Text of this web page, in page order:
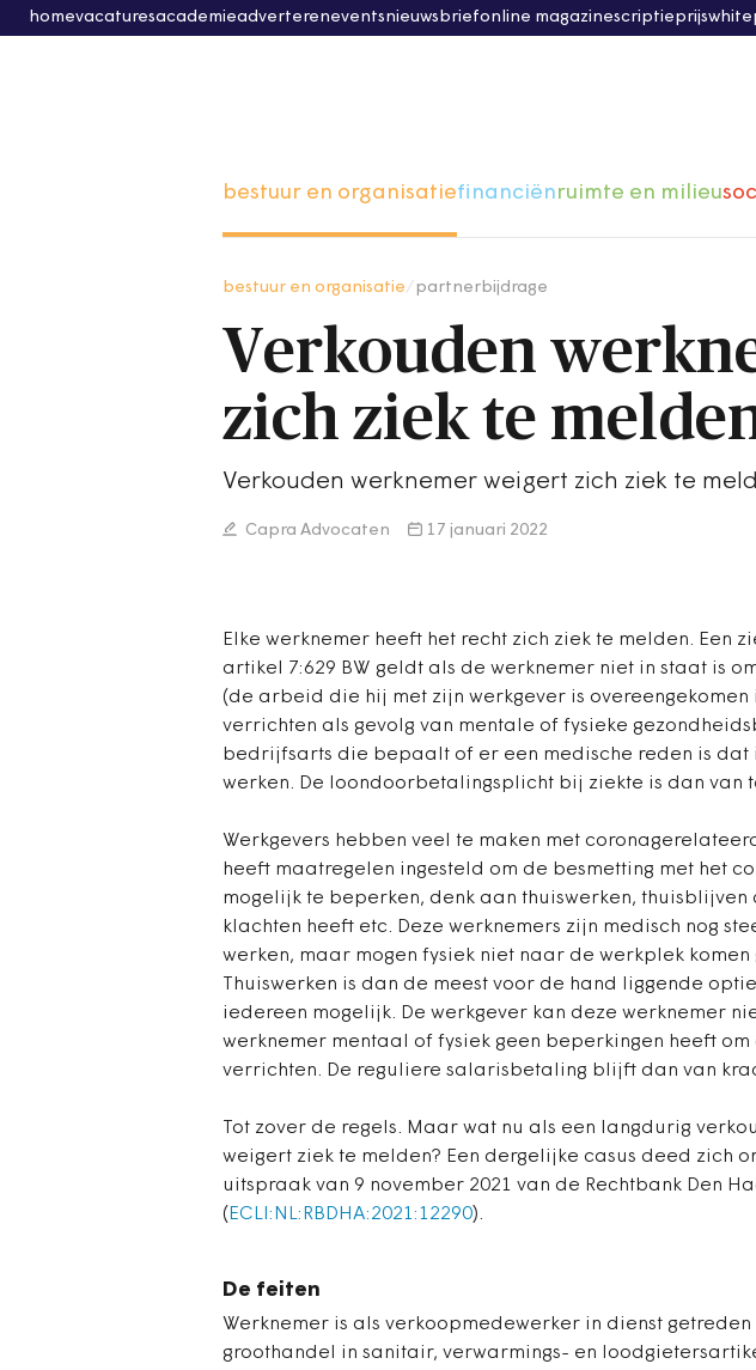
homevacaturesacademieadvertereneventsnieuwsbriefonline magazinescriptieprijs
bestuur en organisatiefinanciënruimte en milieu
bestuur en organisatie partnerbijdrage
Verkouden
zich ziek te
Verkouden werknemer weigert zich ziek te
Capra Advocaten 17 januari 2022
Elke werknemer heeft het recht zich ziek te melden. Een
artikel 7:629 BW geldt als de werknemer niet in staat is
(de arbeid die hij met zijn werkgever is
verrichten als gevolg van mentale of fysieke
bedrijfsarts die bepaalt of er een medische reden is dat
werken. De loondoorbetalingsplicht bij ziekte is dan van
Werkgevers hebben veel te maken met
heeft maatregelen ingesteld om de besmetting met het
mogelijk te beperken, denk aan thuiswerken, thuisblijven
klachten heeft etc. Deze werknemers zijn medisch nog
werken, maar mogen fysiek niet naar de werkplek
Thuiswerken is dan de meest voor de hand liggende
iedereen mogelijk. De werkgever kan deze werknemer
werknemer mentaal of fysiek geen beperkingen heeft
verrichten. De reguliere salarisbetaling blijft dan van
Tot zover de regels. Maar wat nu als een langdurig
weigert ziek te melden? Een dergelijke casus deed zich
uitspraak van 9 november 2021 van de Rechtbank Den
( ECLI:NL:RBDHA:2021:12290).
De feiten
Werknemer is als verkoopmedewerker in dienst
groothandel in sanitair, verwarmings- en